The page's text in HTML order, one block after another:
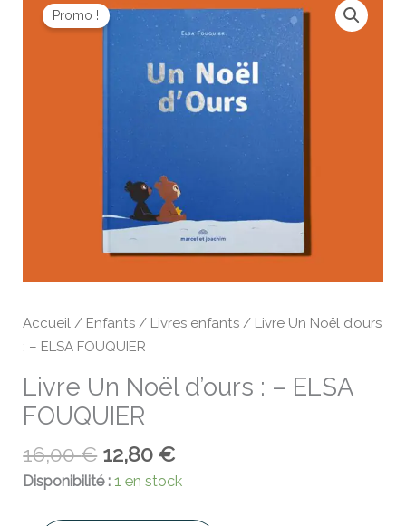
Promo !
Accueil / Enfants / Livres enfants / Livre Un Noël d’ours
: – ELSA FOUQUIER
Livre Un Noël d’ours : – ELSA
FOUQUIER
16,00€
prix
initial
était :
16,00 €.
12,80€
prix
actuel
est :
12,80 €.
Disponibilité : 1 en stock